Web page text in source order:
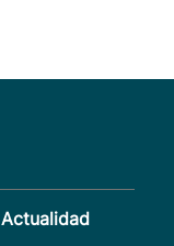
Actualidad